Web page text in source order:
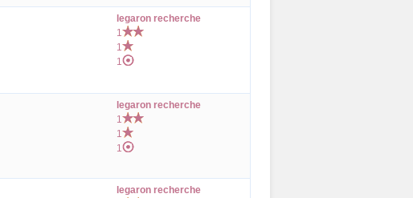
legaron recherche
1
1
1
legaron recherche
1
1
1
legaron recherche